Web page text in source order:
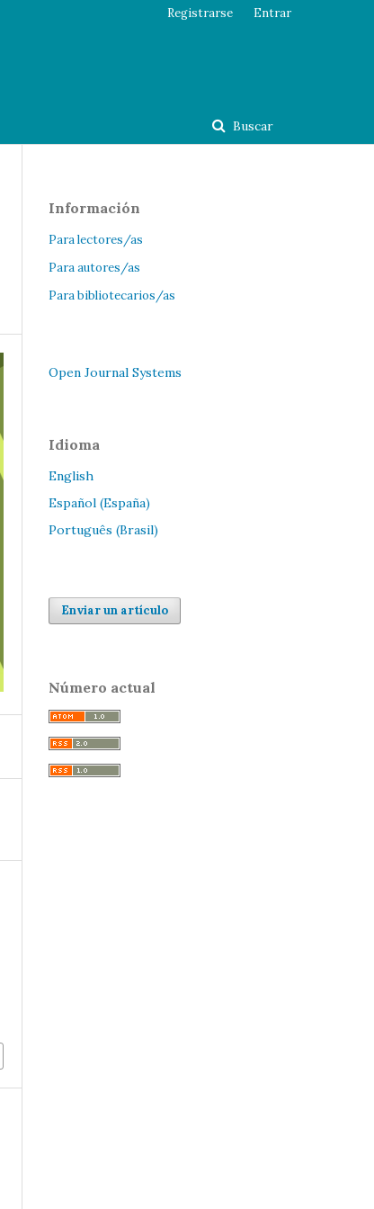
Buscar
Registrarse Entrar
Información
Para lectores/as
Para autores/as
Para bibliotecarios/as
Open Journal Systems
Idioma
English
Español (España)
Português (Brasil)
Enviar un artículo
Número actual